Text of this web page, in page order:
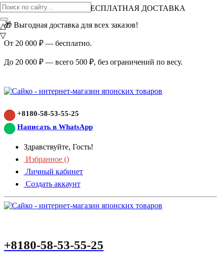
ВНИМАНИЕ АКЦИЯ!
БЕСПЛАТНАЯ ДОСТАВКА
🎁 Выгодная доставка для всех заказов!
От 20 000 ₽ — бесплатно.
До 20 000 ₽ — всего 500 ₽, без ограничений по весу.
+8180-58-53-55-25
Написать в WhatsApp
Здравствуйте, Гость!
Избранное ()
Личный кабинет
Создать аккаунт
+8180-58-53-55-25
△
▽